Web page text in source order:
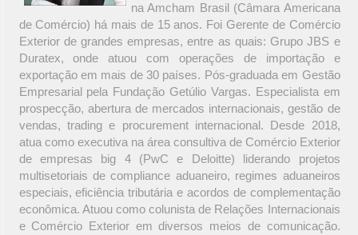
na Amcham Brasil (Câmara Americana
de Comércio) há mais de 15 anos. Foi Gerente de Comércio
Exterior de grandes empresas, entre as quais: Grupo JBS e
Duratex, onde atuou com operações de importação e
exportação em mais de 30 países. Pós-graduada em Gestão
Empresarial pela Fundação Getúlio Vargas. Especialista em
prospecção, abertura de mercados internacionais, gestão de
vendas, trading e procurement internacional. Desde 2018,
atua como executiva na área consultiva de Comércio Exterior
de empresas big 4 (PwC e Deloitte) liderando projetos
multisetoriais de compliance aduaneiro, regimes aduaneiros
especiais, eficiência tributária e acordos de complementação
econômica. Atuou como colunista de Relações Internacionais
e Comércio Exterior em diversos meios de comunicação.